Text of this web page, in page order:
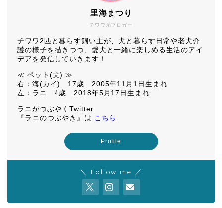
チワワ系ブロガー
里海まつり
チワワ2匹と暮らす飼い主が、犬と暮らす日常や老犬介
護の様子を描きつつ、愛犬と一緒に楽しめる生活のアイ
デアを発信していきます！
≪ ペット(犬) ≫
右：海(カイ) 17歳 2005年11月1日生まれ
左：ラニ 4歳 2018年5月17日生まれ
ラニがつぶやくTwitter
『ラニのつぶやき』は こちら
Profile
＼ Follow me ／